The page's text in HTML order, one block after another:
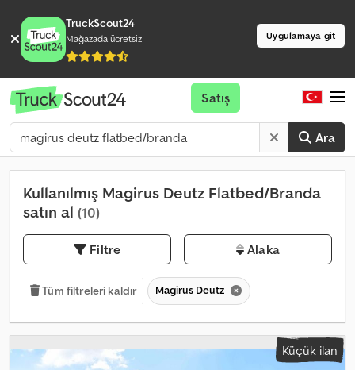
TruckScout24
Mağazada ücretsiz Uygulamaya git
Ara
Satış
Kullanılmış Magirus Deutz Flatbed/Branda
satın al (10)
Filtre Alaka
Tüm filtreleri kaldır Magirus Deutz
Küçük ilan